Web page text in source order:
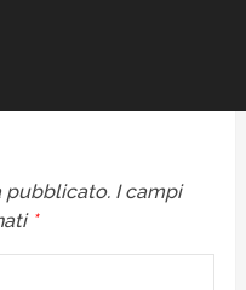
pubblicato. I campi
*